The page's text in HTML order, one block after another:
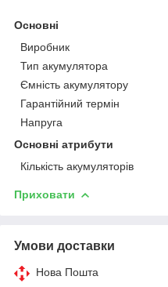
Основні
Виробник
Тип акумулятора
Ємність акумулятору
Гарантійний термін
Напруга
Основні атрибути
Кількість акумуляторів
Приховати
Умови доставки
Нова Пошта